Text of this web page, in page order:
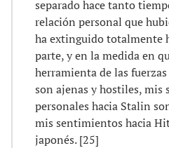
separado hace tanto
relación personal que
ha extinguido totalmente
parte, y en la medida en
herramienta de las
son ajenas y hostiles, mis
personales hacia Stalin
mis sentimientos hacia
japonés. [25]